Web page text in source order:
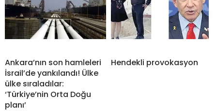
Ankara’nın son hamleleri
İsrail’de yankılandı! Ülke
ülke sıraladılar:
‘Türkiye’nin Orta Doğu
planı’
Hendekli provokasyon